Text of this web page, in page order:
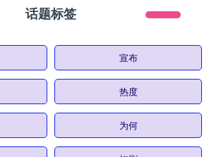
话题标签
宣布
热度
为何